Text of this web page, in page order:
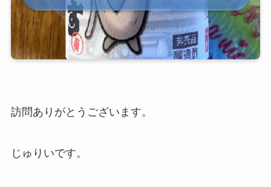
訪問ありがとうございます。
じゅりいです。